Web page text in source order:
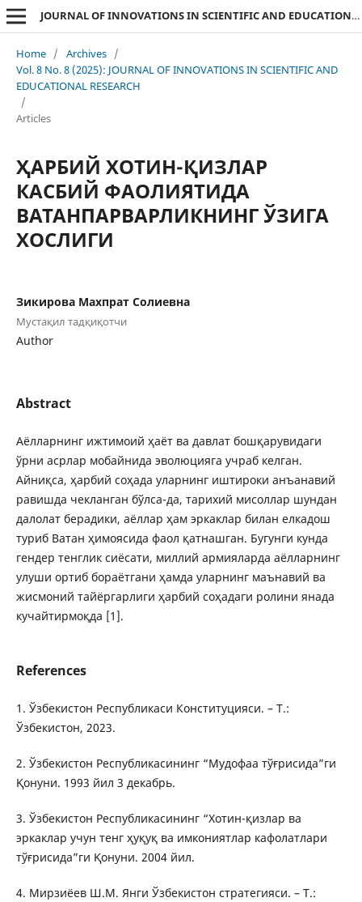
JOURNAL OF INNOVATIONS IN SCIENTIFIC AND EDUCATIONAL RESEARCH
Home / Archives /
Vol. 8 No. 8 (2025): JOURNAL OF INNOVATIONS IN SCIENTIFIC AND
EDUCATIONAL RESEARCH
/
Articles
ҲАРБИЙ ХОТИН-ҚИЗЛАР
КАСБИЙ ФАОЛИЯТИДА
ВАТАНПАРВАРЛИКНИНГ ЎЗИГА
ХОСЛИГИ
Зикирова Махпрат Солиевна
Мустақил тадқиқотчи
Author
Abstract
Аёлларнинг ижтимоий ҳаёт ва давлат бошқарувидаги
ўрни асрлар мобайнида эволюцияга учраб келган.
Айниқса, ҳарбий соҳада уларнинг иштироки анъанавий
равишда чекланган бўлса-да, тарихий мисоллар шундан
далолат берадики, аёллар ҳам эркаклар билан елкадош
туриб Ватан ҳимоясида фаол қатнашган. Бугунги кунда
гендер тенглик сиёсати, миллий армияларда аёлларнинг
улуши ортиб бораётгани ҳамда уларнинг маънавий ва
жисмоний тайёргарлиги ҳарбий соҳадаги ролини янада
кучайтирмоқда [1].
References
1. Ўзбекистон Республикаси Конституцияси. – Т.:
Ўзбекистон, 2023.
2. Ўзбекистон Республикасининг “Мудофаа тўғрисида”ги
Қонуни. 1993 йил 3 декабрь.
3. Ўзбекистон Республикасининг “Хотин-қизлар ва
эркаклар учун тенг ҳуқуқ ва имкониятлар кафолатлари
тўғрисида”ги Қонуни. 2004 йил.
4. Мирзиёев Ш.М. Янги Ўзбекистон стратегияси. – Т.: